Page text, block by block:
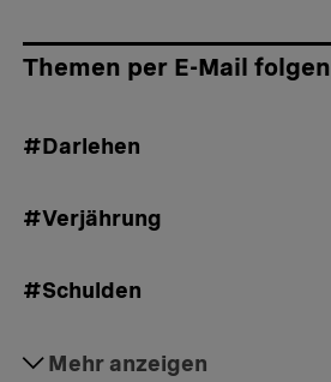
Themen per E-Mail folgen
#Darlehen
#Verjährung
#Schulden
Mehr anzeigen
#Betreibung